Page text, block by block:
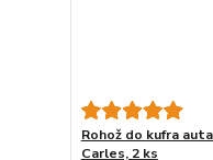
Rohož do kufra
Carles, 2 ks